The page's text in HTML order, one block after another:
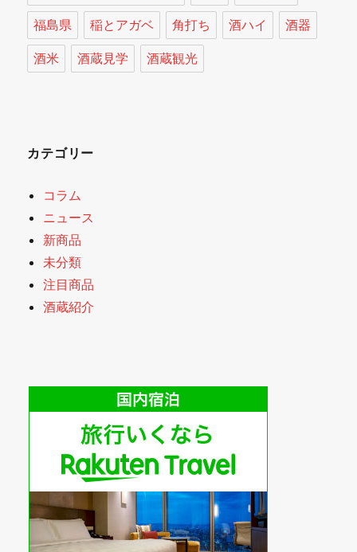
福島県 稲とアガベ 角打ち 酒ハイ 酒器
酒米 酒蔵見学 酒蔵観光
カテゴリー
コラム
ニュース
新商品
未分類
注目商品
酒蔵紹介